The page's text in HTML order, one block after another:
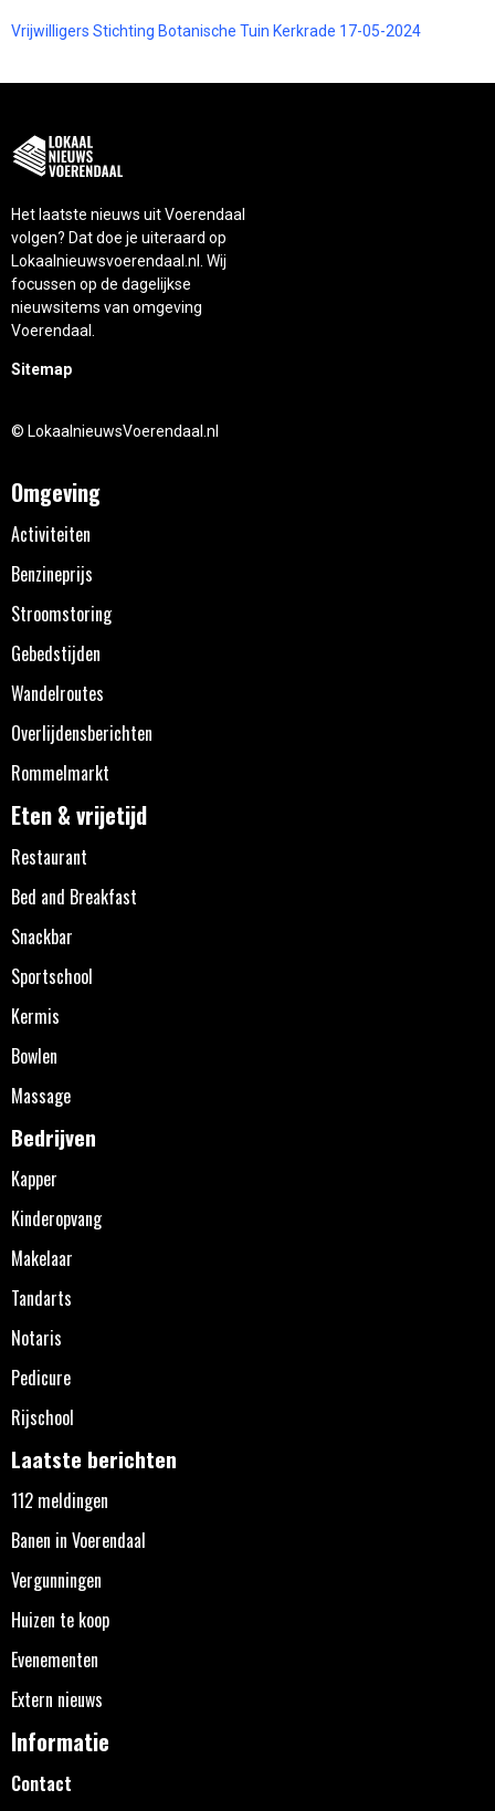
Vrijwilligers Stichting Botanische Tuin Kerkrade 17-05-2024
Het laatste nieuws uit Voerendaal
volgen? Dat doe je uiteraard op
Lokaalnieuwsvoerendaal.nl. Wij
focussen op de dagelijkse
nieuwsitems van omgeving
Voerendaal.
Sitemap
© LokaalnieuwsVoerendaal.nl
Omgeving
Activiteiten
Benzineprijs
Stroomstoring
Gebedstijden
Wandelroutes
Overlijdensberichten
Rommelmarkt
Eten & vrijetijd
Restaurant
Bed and Breakfast
Snackbar
Sportschool
Kermis
Bowlen
Massage
Bedrijven
Kapper
Kinderopvang
Makelaar
Tandarts
Notaris
Pedicure
Rijschool
Laatste berichten
112 meldingen
Banen in Voerendaal
Vergunningen
Huizen te koop
Evenementen
Extern nieuws
Informatie
Contact